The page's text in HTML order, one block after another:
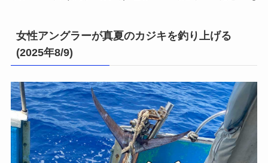
女性アングラーが真夏のカジキを釣り上げる
(2025年8/9)